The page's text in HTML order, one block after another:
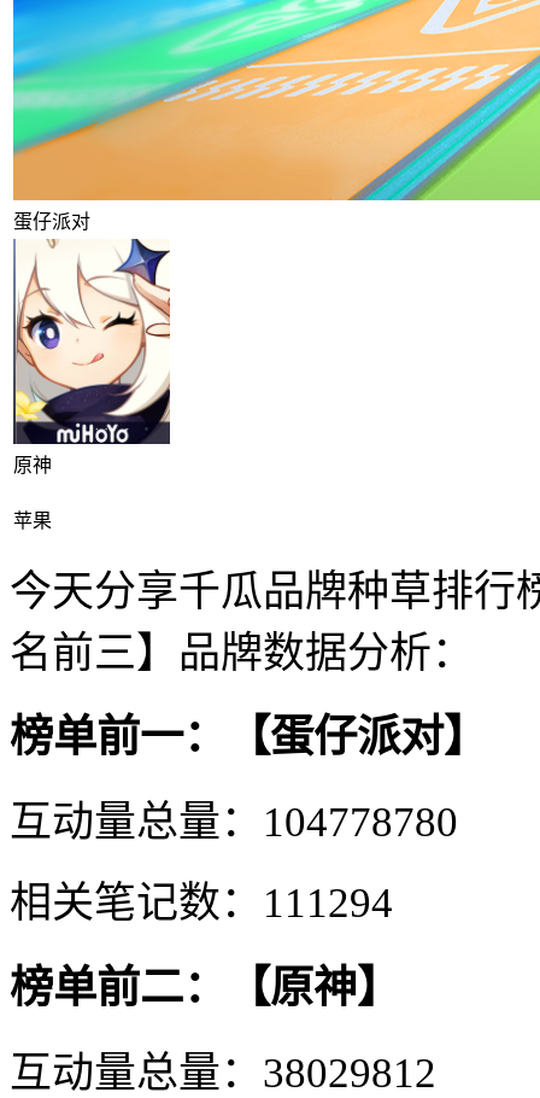
蛋仔派对
原神
苹果
今天分享千瓜品牌种草排行
名前三】品牌数据分析：
榜单前一：【蛋仔派对】
互动量总量：104778780
相关笔记数：111294
榜单前二：【原神】
互动量总量：38029812